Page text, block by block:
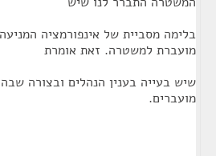
בלימה מסביית של אינפורמציה
מועברת למשטרה. זאת אומרת
שיש בעייה בענין הנהלים ובצורה
מועברים.